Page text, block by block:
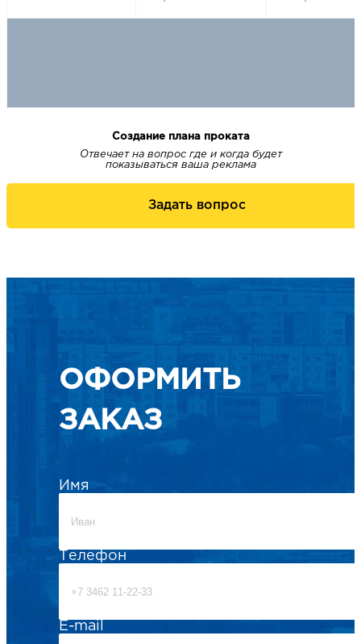
Создание плана проката
Отвечает на вопрос где и когда будет
показываться ваша реклама
Задать вопрос
ОФОРМИТЬ
ЗАКАЗ
Имя
Телефон
E-mail